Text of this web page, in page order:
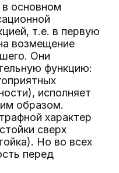
основном
т.е. в первую
возмещение
Они
функцию:
исполняет
образом.
характер
сверх
Но во всех
перед